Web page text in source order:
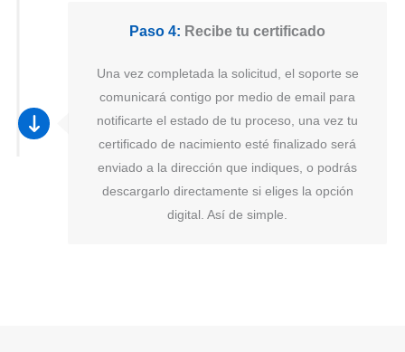
Paso 4: Recibe tu certificado
Una vez completada la solicitud, el soporte se
comunicará contigo por medio de email para
notificarte el estado de tu proceso, una vez tu
certificado de nacimiento esté finalizado será
enviado a la dirección que indiques, o podrás
descargarlo directamente si eliges la opción
digital. Así de simple.